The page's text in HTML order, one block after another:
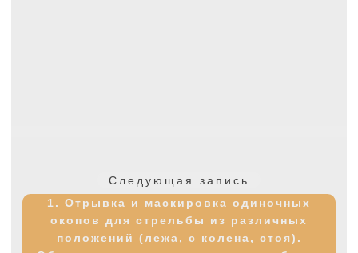
Следующая запись
запись:
1. Отрывка и маскировка одиночных
окопов для стрельбы из различных
положений (лежа, с колена, стоя).